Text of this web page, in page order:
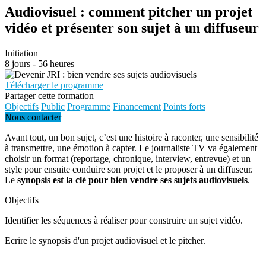
Audiovisuel : comment pitcher un projet
vidéo et présenter son sujet à un diffuseur
Initiation
8 jours - 56 heures
Télécharger le programme
Partager cette formation
Objectifs Public Programme Financement Points forts
Nous contacter
Avant tout, un bon sujet, c’est une histoire à raconter, une sensibilité
à transmettre, une émotion à capter. Le journaliste TV va également
choisir un format (reportage, chronique, interview, entrevue) et un
style pour ensuite conduire son projet et le proposer à un diffuseur.
Le synopsis est la clé pour bien vendre ses sujets audiovisuels.
Objectifs
Identifier les séquences à réaliser pour construire un sujet vidéo.
Ecrire le synopsis d'un projet audiovisuel et le pitcher.